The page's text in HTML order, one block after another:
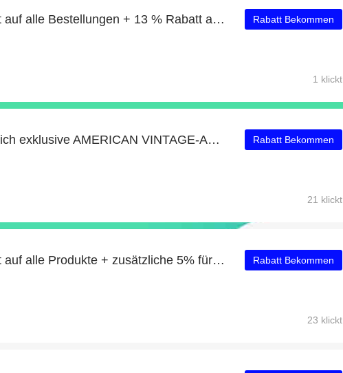
10% Rabatt auf alle Bestellungen + 13 % Rabatt auf DIGEL Rabatt Bekommen
1 klickt
Holen Sie sich exklusive AMERICAN VINTAGE-Angebote online: bis zu 26% Rabatt Rabatt Bekommen
21 klickt
44% Rabatt auf alle Produkte + zusätzliche 5% für CARL GROSS Rabatt Bekommen
23 klickt